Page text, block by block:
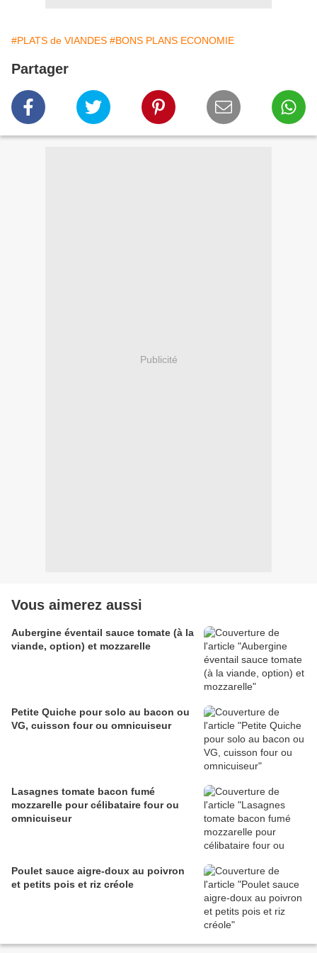
#PLATS de VIANDES #BONS PLANS ECONOMIE
Partager
Publicité
Vous aimerez aussi
Aubergine éventail sauce tomate (à la
viande, option) et mozzarelle
Petite Quiche pour solo au bacon ou
VG, cuisson four ou omnicuiseur
Lasagnes tomate bacon fumé
mozzarelle pour célibataire four ou
omnicuiseur
Poulet sauce aigre-doux au poivron
et petits pois et riz créole